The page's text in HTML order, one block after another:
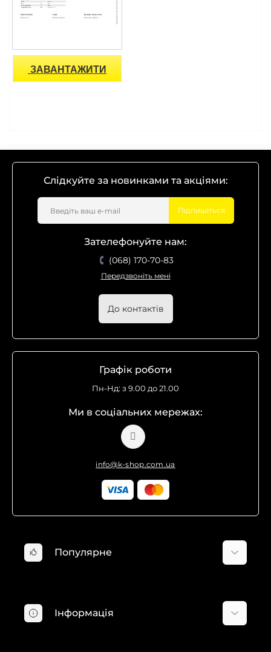
ЗАВАНТАЖИТИ
Слідкуйте за новинками та акціями:
Підпишіться
Зателефонуйте нам:
(068) 170-70-83
Передзвоніть мені
До контактів
Графік роботи
Пн-Нд: з 9.00 до 21.00
Ми в соціальних мережах:
info@k-shop.com.ua
Популярне
Пилососи Karcher
Господарські пилососи Karcher
Інформація